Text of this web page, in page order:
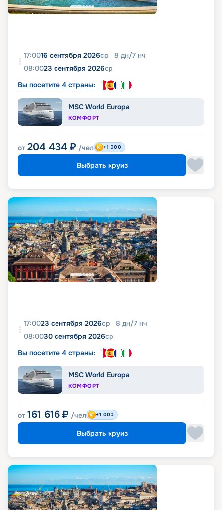
17:0016 сентября 2026ср 8 дн/7 нч
08:0023 сентября 2026ср
Вы посетите 4 страны:
MSC World Europa
КОМФОРТ
от 204 434 ₽ /чел +1 000
Выбрать круиз
17:0023 сентября 2026ср 8 дн/7 нч
08:0030 сентября 2026ср
Вы посетите 4 страны:
MSC World Europa
КОМФОРТ
от 161 616 ₽ /чел +1 000
Выбрать круиз